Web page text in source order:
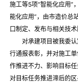
施工等5项“智能化应用”
能化应用”，由市造价总
口制定、发布与相关技
对承建项目被我委认
行通报表彰，并对施工
作推进不力、影响目标
对目标任务推进滞后的